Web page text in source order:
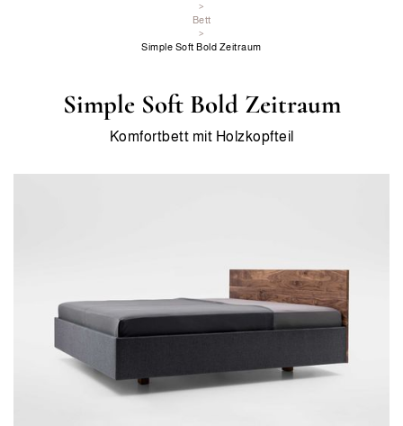
>
Bett
>
Simple Soft Bold Zeitraum
Simple Soft Bold Zeitraum
Komfortbett mit Holzkopfteil